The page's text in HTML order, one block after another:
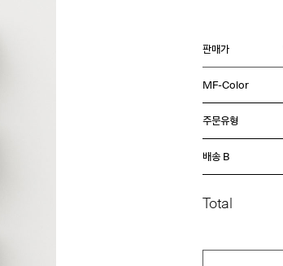
판매가
MF-Color
주문유형
배송 B
Total